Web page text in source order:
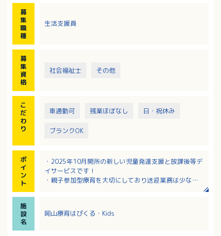
※近隣への送迎業務をお願いする事があります（社用
募
集
職
種
生活支援員
募
集
資
格
社会福祉士 その他
こ
だ
わ
り
車通勤可 残業ほぼなし 日・祝休み
ブランクOK
ポ
イ
ン
ト
・2025年10月開所の新しい児童発達支援と放課後等デ
イサービスです！
・親子参加型療育を大切にしており送迎業務は少なめ
われます！
・採用後の研修がありブランクのある方も応募しやす
施
設
名
岡山療育はぴくる・Kids